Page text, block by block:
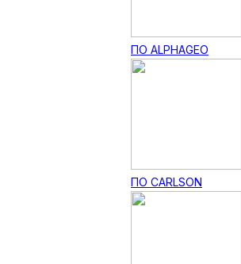
ПО ALPHAGEO
ПО CARLSON